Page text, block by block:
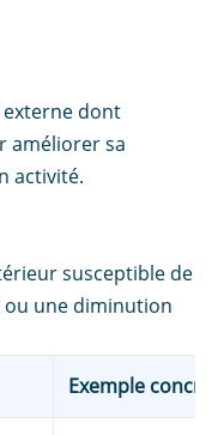
dont
améliorer sa
activité.
susceptible de
ou une diminution
Exemple concret